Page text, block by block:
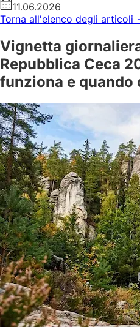
11.06.2026
Torna all'elenco degli articoli
Vignetta
Repubblica Ceca
funziona e quando